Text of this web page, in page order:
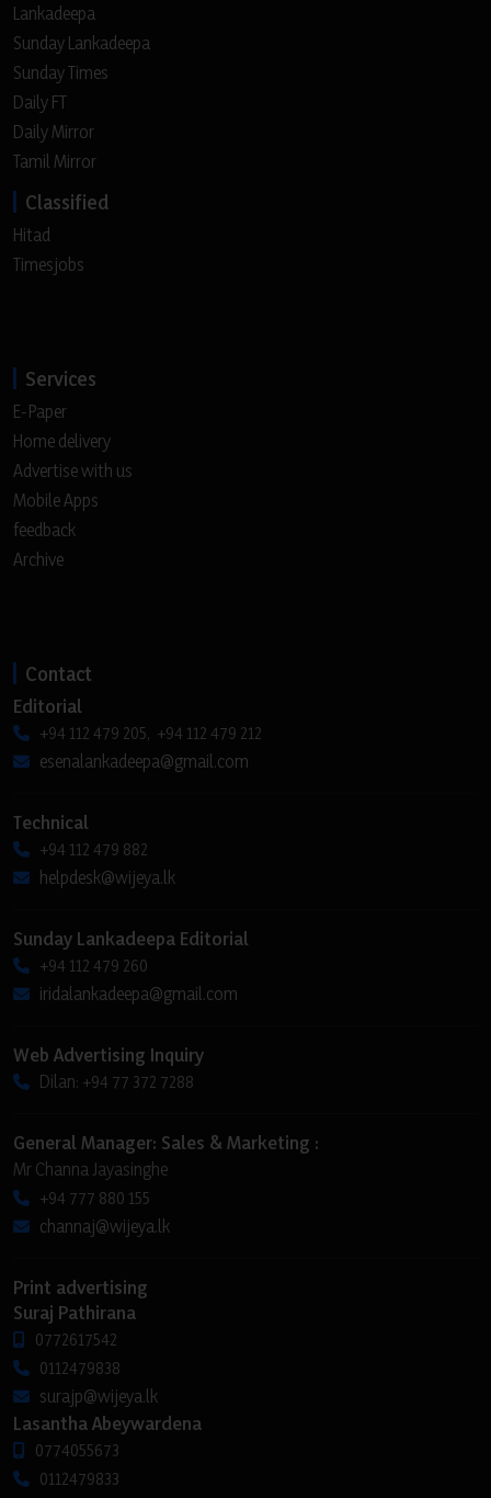
Lankadeepa
Sunday Lankadeepa
Sunday Times
Daily FT
Daily Mirror
Tamil Mirror
Classified
Hitad
Timesjobs
Services
E-Paper
Home delivery
Advertise with us
Mobile Apps
feedback
Archive
Contact
Editorial
+94 112 479 205, +94 112 479 212
esenalankadeepa@gmail.com
Technical
+94 112 479 882
helpdesk@wijeya.lk
Sunday Lankadeepa Editorial
+94 112 479 260
iridalankadeepa@gmail.com
Web Advertising Inquiry
Dilan: +94 77 372 7288
General Manager: Sales & Marketing :
Mr Channa Jayasinghe
+94 777 880 155
channaj@wijeya.lk
Print advertising
Suraj Pathirana
0772617542
0112479838
surajp@wijeya.lk
Lasantha Abeywardena
0774055673
0112479833